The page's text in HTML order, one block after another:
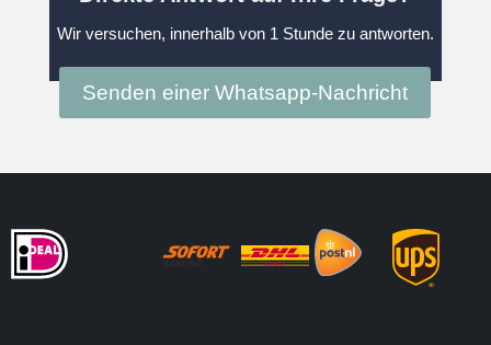
Wir versuchen, innerhalb von 1 Stunde zu antworten.
Senden einer Whatsapp-Nachricht